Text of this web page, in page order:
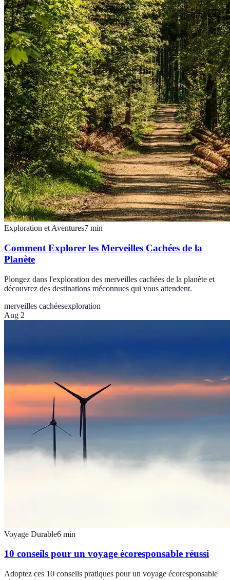
Exploration et Aventures7 min
Comment Explorer les Merveilles Cachées de la
Planète
Plongez dans l'exploration des merveilles cachées de la planète et
découvrez des destinations méconnues qui vous attendent.
merveilles cachéesexploration
Aug 2
Voyage Durable6 min
10 conseils pour un voyage écoresponsable réussi
Adoptez ces 10 conseils pratiques pour un voyage écoresponsable